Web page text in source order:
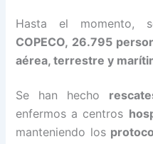
Hasta el momento,
COPECO, 26.795
aérea, terrestre y
Se han hecho
enfermos a centros
manteniendo los